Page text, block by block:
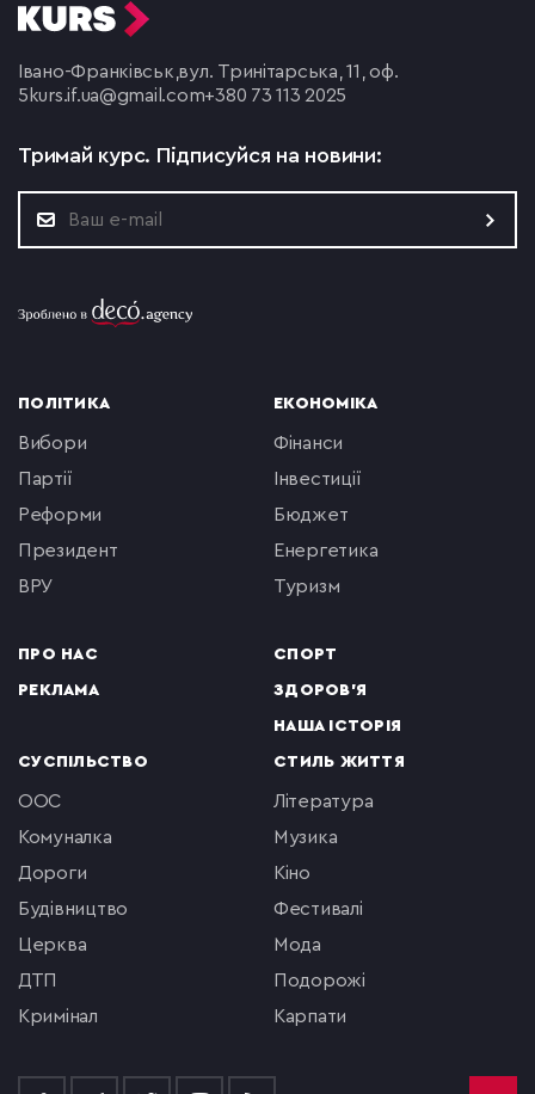
Івано-Франківськ,вул. Тринітарська, 11, оф.
5 kurs.if.ua@gmail.com+380 73 113 2025
Тримай курс. Підписуйся на новини:
ПОЛІТИКА
вибори
партії
реформи
президент
ВРУ
ПРО НАС
РЕКЛАМА
ЕКОНОМІКА
фінанси
інвестиції
бюджет
енергетика
туризм
СПОРТ
ЗДОРОВ'Я
НАША ІСТОРІЯ
СУСПІЛЬСТВО
ООС
комуналка
Дороги
будівництво
церква
ДТП
кримінал
СТИЛЬ ЖИТТЯ
література
музика
кіно
фестивалі
мода
подорожі
Карпати